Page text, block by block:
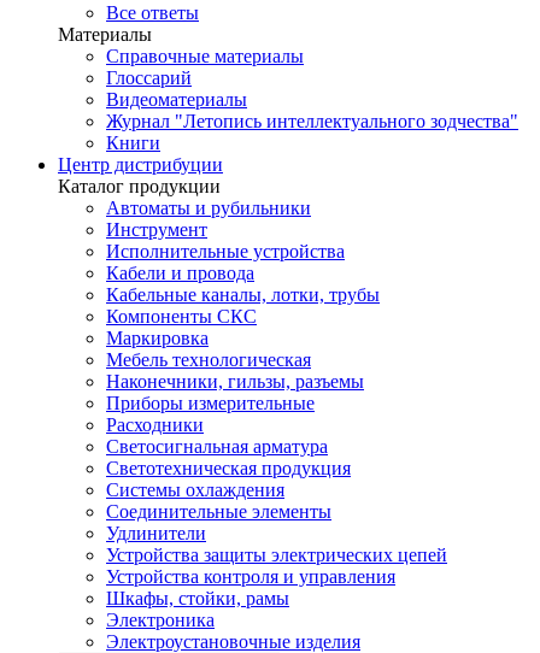
Все ответы
Материалы
Справочные материалы
Глоссарий
Видеоматериалы
Журнал "Летопись интеллектуального зодчества"
Книги
Центр дистрибуции
Каталог продукции
Автоматы и рубильники
Инструмент
Исполнительные устройства
Кабели и провода
Кабельные каналы, лотки, трубы
Компоненты СКС
Маркировка
Мебель технологическая
Наконечники, гильзы, разъемы
Приборы измерительные
Расходники
Светосигнальная арматура
Светотехническая продукция
Системы охлаждения
Соединительные элементы
Удлинители
Устройства защиты электрических цепей
Устройства контроля и управления
Шкафы, стойки, рамы
Электроника
Электроустановочные изделия